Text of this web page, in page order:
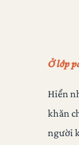
Ở lớp
Hiển
khăn
người